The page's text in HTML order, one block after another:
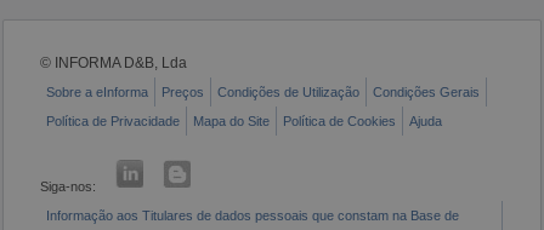
© INFORMA D&B, Lda
Sobre a eInforma Preços Condições de Utilização
Condições Gerais
Política de Privacidade
Mapa do Site Política de Cookies Ajuda
Siga-nos:
Informação aos Titulares de dados pessoais que constam na Base de